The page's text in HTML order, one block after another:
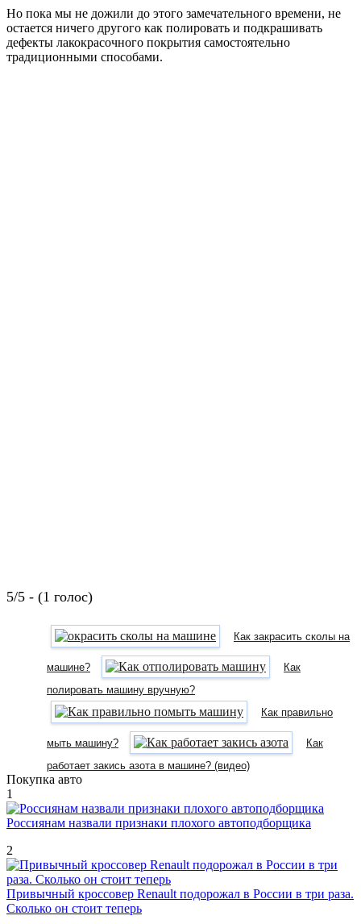
Но пока мы не дожили до этого замечательного времени, не
остается ничего другого как полировать и подкрашивать
дефекты лакокрасочного покрытия самостоятельно
традиционными способами.
5/5 - (1 голос)
Как закрасить сколы на
машине?
Как
полировать машину вручную?
Как правильно
мыть машину?
Как
работает закись азота в машине? (видео)
Покупка авто
1
Россиянам назвали признаки плохого автоподборщика
2
Привычный кроссовер Renault подорожал в России в три раза.
Сколько он стоит теперь